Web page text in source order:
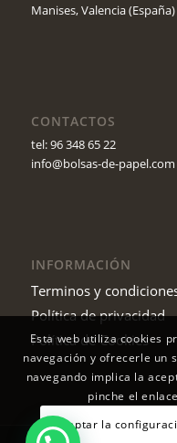
Manises, Valencia (España)
CONTACTOS
tel: 96 348 65 22
info@bolsas-de-papel.com
INFORMACIÓN
Terminos y
Política de privacidad
Política de Cookies
Esta web utiliza cookies
navegación y ofrecerle un
navegando implica la
pinche el
Aceptar la